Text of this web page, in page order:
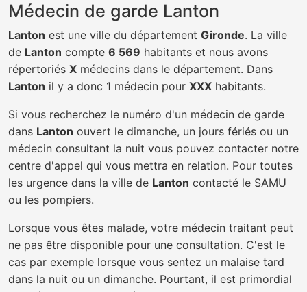
Médecin de garde Lanton
Lanton est une ville du département Gironde. La ville
de Lanton compte 6 569 habitants et nous avons
répertoriés X médecins dans le département. Dans
Lanton il y a donc 1 médecin pour XXX habitants.
Si vous recherchez le numéro d'un médecin de garde
dans Lanton ouvert le dimanche, un jours fériés ou un
médecin consultant la nuit vous pouvez contacter notre
centre d'appel qui vous mettra en relation. Pour toutes
les urgence dans la ville de Lanton contacté le SAMU
ou les pompiers.
Lorsque vous êtes malade, votre médecin traitant peut
ne pas être disponible pour une consultation. C'est le
cas par exemple lorsque vous sentez un malaise tard
dans la nuit ou un dimanche. Pourtant, il est primordial